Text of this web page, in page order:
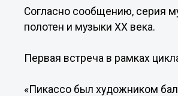
Согласно сообщению, серия
полотен и музыки ХХ века.
Первая встреча в рамках
«Пикассо был художником